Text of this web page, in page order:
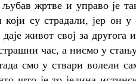
љубав жртве и управо је
су страдали, јер он
даје живот свој за
час, а нисмо у
смо у ствари волели